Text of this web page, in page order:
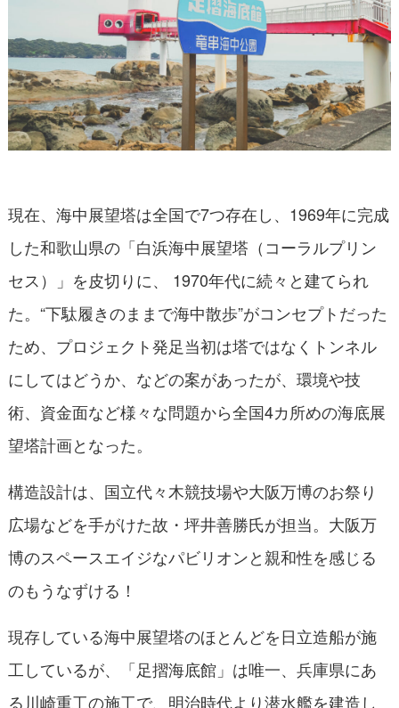
現在、海中展望塔は全国で7つ存在し、1969年に完成
した和歌山県の「白浜海中展望塔（コーラルプリン
セス）」を皮切りに、 1970年代に続々と建てられ
た。“下駄履きのままで海中散歩”がコンセプトだった
ため、プロジェクト発足当初は塔ではなくトンネル
にしてはどうか、などの案があったが、環境や技
術、資金面など様々な問題から全国4カ所めの海底展
望塔計画となった。
構造設計は、国立代々木競技場や大阪万博のお祭り
広場などを手がけた故・坪井善勝氏が担当。大阪万
博のスペースエイジなパビリオンと親和性を感じる
のもうなずける！
現存している海中展望塔のほとんどを日立造船が施
工しているが、「足摺海底館」は唯一、兵庫県にあ
る川崎重工の施工で、明治時代より潜水艦を建造し